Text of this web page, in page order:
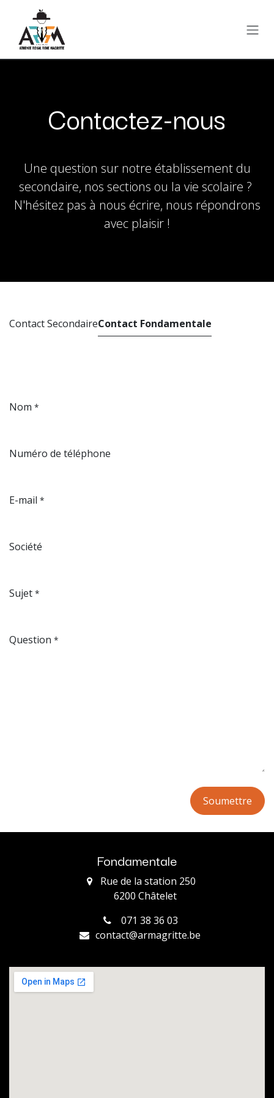
Se rendre au contenu
Contactez-nous
Une question sur notre établissement du
secondaire, nos sections ou la vie scolaire ?
N'hésitez pas à nous écrire, nous répondrons
avec plaisir !
Contact SecondaireContact Fondamentale
Nom *
Numéro de téléphone
E-mail *
Société
Sujet *
Question *
Soumettre
Fondamentale
Rue de la station 250
​6200 Châtelet
071 38 36 03
contact@armagritte.be